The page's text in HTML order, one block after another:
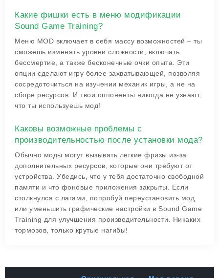
Какие фишки есть в меню модификации
Sound Game Training?
Меню MOD включает в себя массу возможностей – ты
сможешь изменять уровни сложности, включать
бессмертие, а также бесконечные очки опыта. Эти
опции сделают игру более захватывающей, позволяя
сосредоточиться на изучении механик игры, а не на
сборе ресурсов. И твои оппоненты никогда не узнают,
что ты используешь мод!
Каковы возможные проблемы с
производительностью после установки мода?
Обычно моды могут вызывать легкие фризы из-за
дополнительных ресурсов, которые они требуют от
устройства. Убедись, что у тебя достаточно свободной
памяти и что фоновые приложения закрыты. Если
столкнулся с лагами, попробуй переустановить мод
или уменьшить графические настройки в Sound Game
Training для улучшения производительности. Никаких
тормозов, только крутые нагибы!